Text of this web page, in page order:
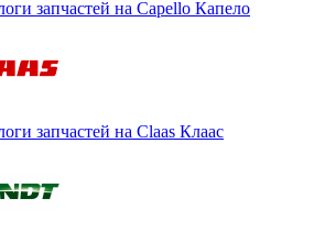
запчастей на Capello Капело
запчастей на Claas Клаас